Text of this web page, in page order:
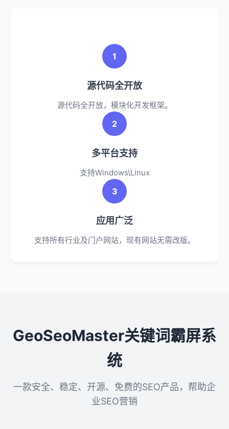
1
源代码全开放
源代码全开放，模块化开发框架。
2
多平台支持
支持Windows\Linux
3
应用广泛
支持所有行业及门户网站，现有网站无需改版。
GeoSeoMaster关键词霸屏系
统
一款安全、稳定、开源、免费的SEO产品，帮助企
业SEO营销